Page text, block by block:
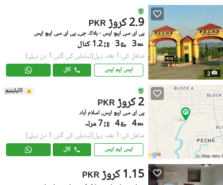
2
PKR 2.9 کروڑ
پی ای سی ایچ ایس - بلاک جی, پی ای سی ایچ ایس
3
3 1.2 کنال
شامل کی:1 ہفتہ پہل (تبدیلی کی گئی:1 دن پہلے)
ایس ایم ایس کال
ٹائیٹینیم
PKR 2 کروڑ
پی ای سی ایچ ایس, اسلام آباد
4
4 7 مرلہ
شامل کی:1 ہفتہ پہل (تبدیلی کی گئی:1 دن پہلے)
ایس ایم ایس کال
PKR 1.15 کروڑ